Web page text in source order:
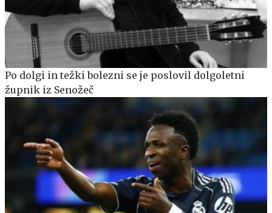
Po dolgi in težki bolezni se je poslovil dolgoletni
župnik iz Senožeč